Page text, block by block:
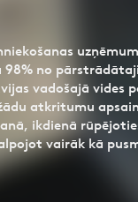
98% no
vadošajā vides
atkritumu
ikdienā
vairāk kā